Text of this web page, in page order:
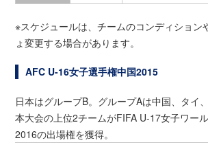
※スケジュールは、チームのコンディション
ょ変更する場合があります。
AFC U-16女子選手権中国2015
日本はグループB。グループAは中国、タイ
本大会の上位2チームがFIFA U-17女子ワー
2016の出場権を獲得。